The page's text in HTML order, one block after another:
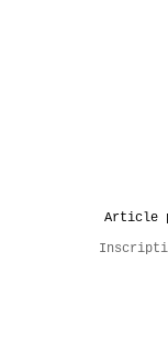
Article